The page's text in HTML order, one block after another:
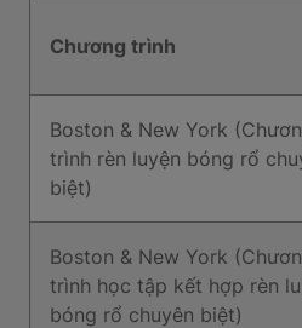
Chương trình
Boston & New York
trình rèn luyện bóng rổ
biệt)
Boston & New York
trình học tập kết hợp rèn
bóng rổ chuyên biệt)